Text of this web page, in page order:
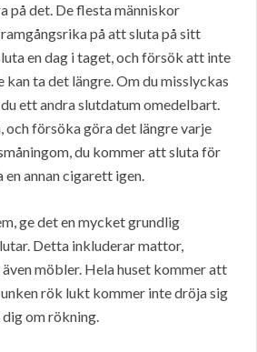
på det. De flesta människor
på att sluta på sitt
en dag i taget, och försök att inte
ta det längre. Om du misslyckas
ett andra slutdatum omedelbart.
och försöka göra det längre varje
du kommer att sluta för
annan cigarett igen.
ge det en mycket grundlig
Detta inkluderar mattor,
möbler. Hela huset kommer att
rök lukt kommer inte dröja sig
om rökning.